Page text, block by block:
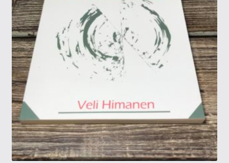
Tietosuojaseloste
Tuotteet
Yritysinfo